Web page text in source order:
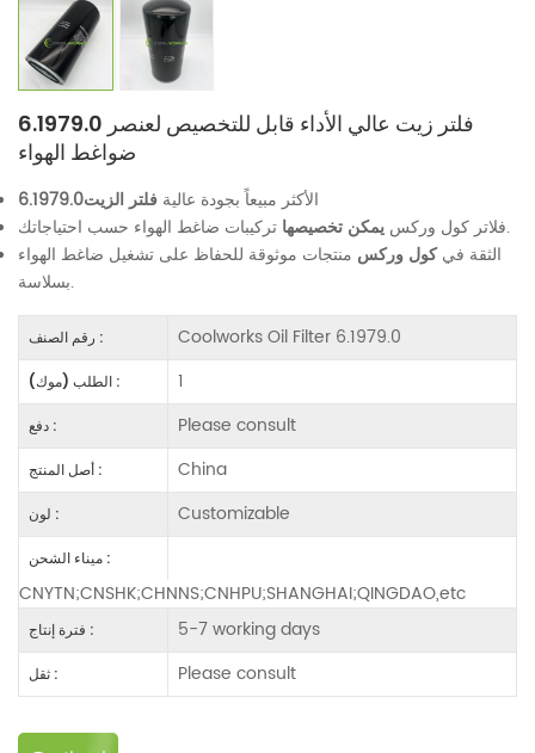
6.1979.0 فلتر زيت عالي الأداء قابل للتخصيص لعنصر
ضواغط الهواء
الأكثر مبيعاً بجودة عالية فلتر الزيت6.1979.0
فلاتر كول وركس يمكن تخصيصها
تركيبات ضاغط الهواء حسب احتياجاتك.
الثقة فيكول وركس منتجات موثوقة للحفاظ على تشغيل ضاغط الهواء
بسلاسة.
رقم الصنف : Coolworks Oil Filter 6.1979.0
الطلب (موك) : 1
دفع : Please consult
أصل المنتج : China
لون : Customizable
ميناء الشحن :
CNYTN;CNSHK;CHNNS;CNHPU;SHANGHAI;QINGDAO,etc
فترة إنتاج : 5-7 working days
ثقل : Please consult